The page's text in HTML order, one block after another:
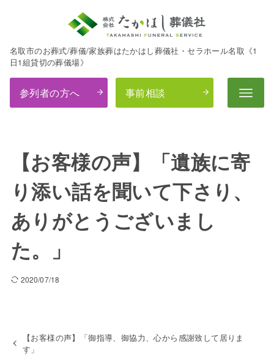
名取市のお葬式/葬儀/家族葬はたかはし葬儀社・セラホール名取《1
日1組貸切の葬儀場》
参列者の方へ 事前相談
【お客様の声】「遺族に寄
り添い話を聞いて下さり、
ありがとうございまし
た。」
2020/07/18
【お客様の声】「御指導、御協力、心から感謝致して居りま
す」